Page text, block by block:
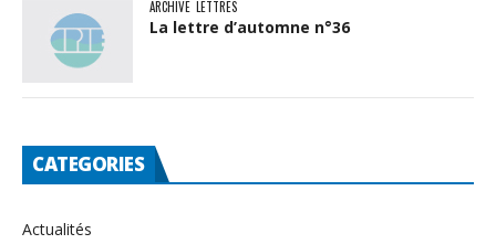
ARCHIVE LETTRES
La lettre d’automne n°36
CATEGORIES
Actualités